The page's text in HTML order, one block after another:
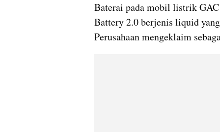
Baterai pada mobil listrik
Battery 2.0 berjenis liquid
Perusahaan mengeklaim